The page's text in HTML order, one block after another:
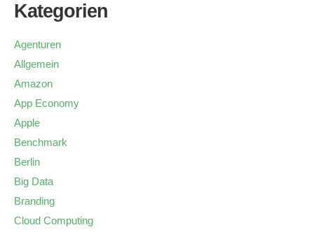
Kategorien
Agenturen
Allgemein
Amazon
App Economy
Apple
Benchmark
Berlin
Big Data
Branding
Cloud Computing